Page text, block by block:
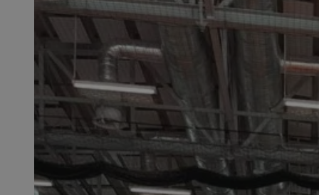
FCCDCF
__eoi
MUID